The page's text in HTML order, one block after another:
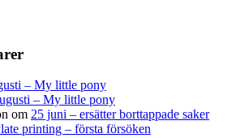
– My little pony
– My little pony
om 25 juni – ersätter borttappade saker
printing – första försöken